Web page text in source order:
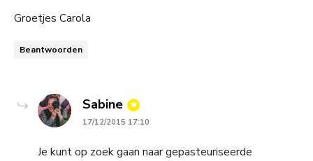
Groetjes Carola
Beantwoorden
Sabine says:
17/12/2015 17:10
Je kunt op zoek gaan naar gepasteuriseerde